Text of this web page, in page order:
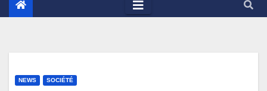
NEWS SOCIÉTÉ